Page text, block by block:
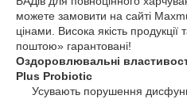
можете замовити на сайті
цінами. Висока якість
поштою» гарантовані!
Оздоровлювальні
Plus Probiotic
Усувають порушення